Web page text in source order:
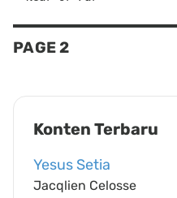
Posts
PAGE2
Konten Terbaru
Yesus Setia
Jacqlien Celosse